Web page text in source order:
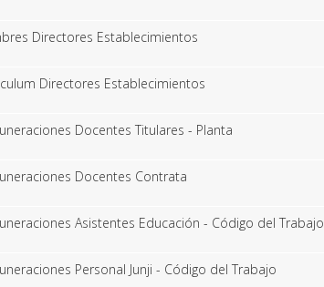
Directores Establecimientos
Directores Establecimientos
Docentes Titulares - Planta
Docentes Contrata
Asistentes Educación - Código del Trabajo
Personal Junji - Código del Trabajo